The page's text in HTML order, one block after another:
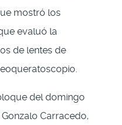
mostró los
evaluó la
de lentes de
del domingo
Carracedo,